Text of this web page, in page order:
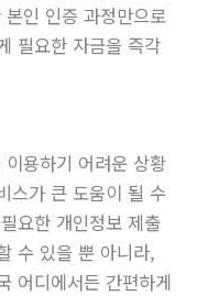
인 인증 과정만으로
필요한 자금을 즉각
용하기 어려운 상황
스가 큰 도움이 될 수
요한 개인정보 제출
수 있을 뿐 아니라,
어디에서든 간편하게